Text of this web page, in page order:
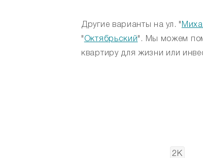
Другие варианты на ул. "
" Октябрьский ". Мы можем
квартиру для жизни или